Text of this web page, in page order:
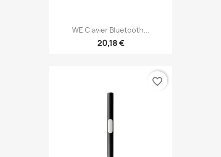
WE Clavier Bluetooth...
20,18 €
favorite_border